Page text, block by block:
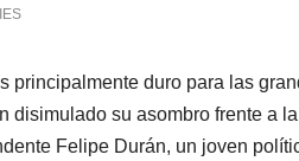
principalmente duro para las
disimulado su asombro frente a
Felipe Durán, un joven